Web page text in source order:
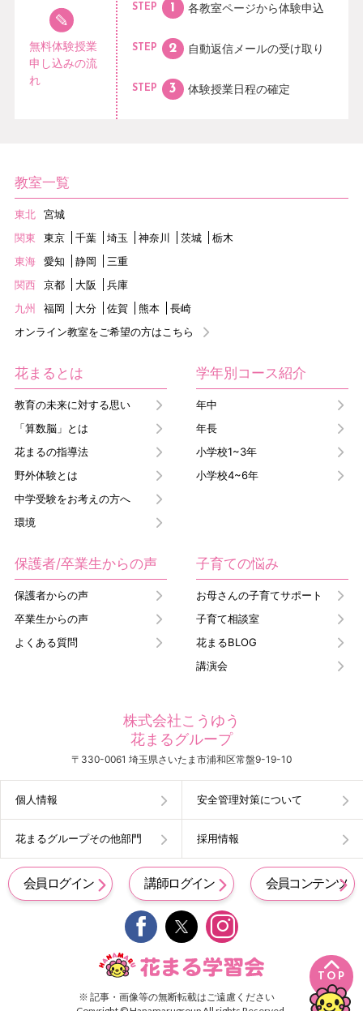
無料体験授業
申し込みの流
れ
STEP 各教室ページから体験申込
STEP 自動返信メールの受け取り
STEP 体験授業日程の確定
TOP
教室一覧
東北
宮城
関東
東京 千葉 埼玉 神奈川 茨城
栃木
東海
愛知 静岡
三重
関西
京都 大阪
兵庫
九州
福岡 大分 佐賀 熊本
長崎
オンライン教室をご希望の方はこちら
花まるとは
教育の未来に対する思い
「算数脳」とは
花まるの指導法
野外体験とは
中学受験をお考えの方へ
環境
学年別コース紹介
年中
年長
小学校1~3年
小学校4~6年
保護者/卒業生からの声
保護者からの声
卒業生からの声
よくある質問
子育ての悩み
お母さんの子育てサポート
子育て相談室
花まるBLOG
講演会
株式会社こうゆう
花まるグループ
〒330-0061 埼玉県さいたま市浦和区常盤9-19-10
個人情報 安全管理対策について
花まるグループその他部門 採用情報
会員ログイン 講師ログイン 会員コンテンツ
 
※ 記事・画像等の無断転載はご遠慮ください